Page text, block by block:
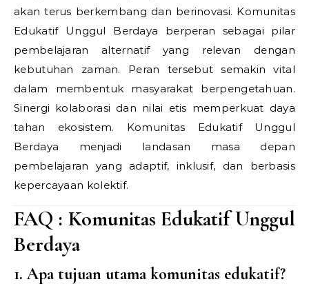
akan terus berkembang dan berinovasi. Komunitas
Edukatif Unggul Berdaya berperan sebagai pilar
pembelajaran alternatif yang relevan dengan
kebutuhan zaman. Peran tersebut semakin vital
dalam membentuk masyarakat berpengetahuan.
Sinergi kolaborasi dan nilai etis memperkuat daya
tahan ekosistem. Komunitas Edukatif Unggul
Berdaya menjadi landasan masa depan
pembelajaran yang adaptif, inklusif, dan berbasis
kepercayaan kolektif.
FAQ : Komunitas Edukatif Unggul
Berdaya
1. Apa tujuan utama komunitas edukatif?